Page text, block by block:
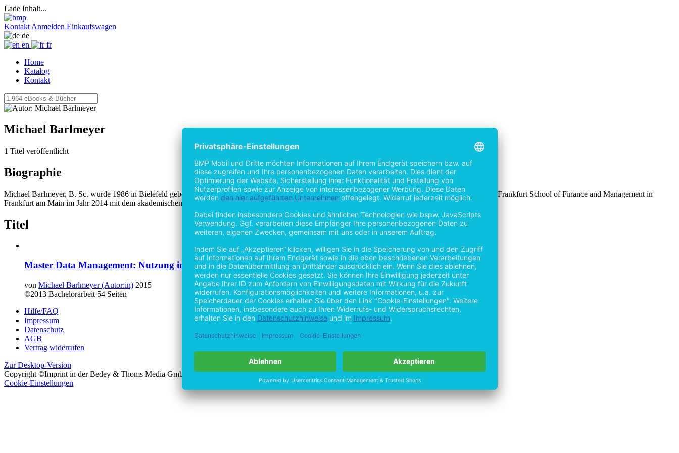
Lade Inhalt...
Kontakt Anmelden Einkaufswagen
de
en
fr
Home
Katalog
Kontakt
Michael Barlmeyer
1 Titel veröffentlicht
Biographie
Michael Barlmeyer, B. Sc. wurde 1986 in Bielefeld geboren. Nach seiner Ausbildung zum Bankkaufmann im Jahr 2010 hat der Autor sein Studium an der Frankfurt School of Finance and Management in
Frankfurt am Main im Jahr 2014 mit dem akademischen Grad Bachel
Titel
Master Data Management: Nutzung in Finanzinstituten
von Michael Barlmeyer (Autor:in) 2015
©2013 Bachelorarbeit 54 Seiten
Hilfe/FAQ
Impressum
Datenschutz
AGB
Vertrag widerrufen
Zur Desktop-Version
Copyright ©Imprint in der Bedey & Thoms Media GmbH
powered byOpen Publishing
Cookie-Einstellungen